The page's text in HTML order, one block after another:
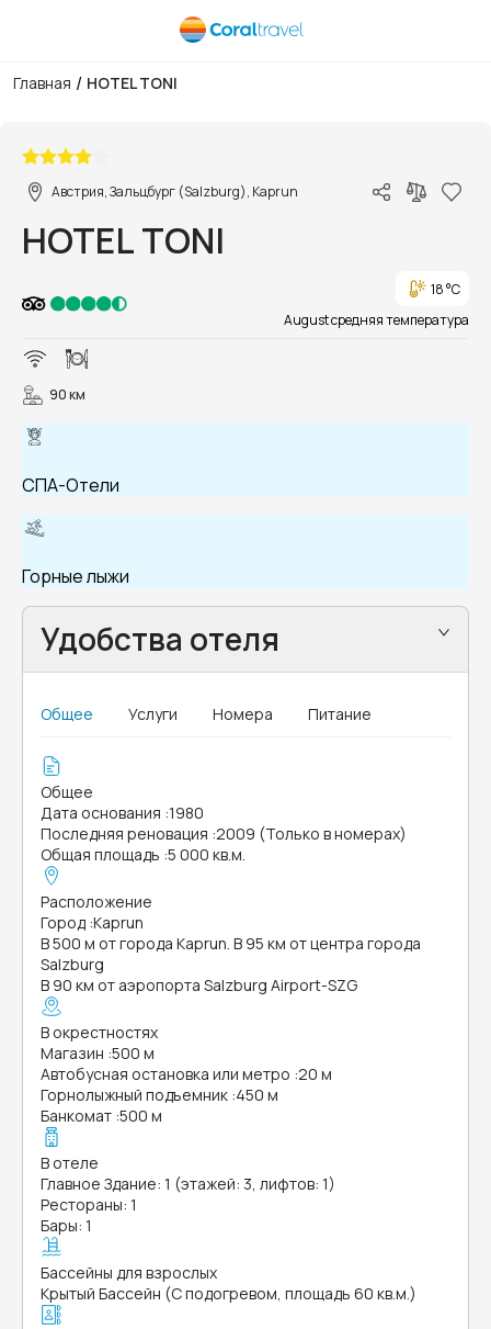
Главная / HOTEL TONI
Австрия, Зальцбург (Salzburg), Kaprun
HOTEL TONI
18 °C
August средняя температура
90 км
СПА-Отели
Горные лыжи
Удобства отеля
Общее Услуги Номера Питание
Общее
Дата основания :1980
Последняя реновация :2009 (Только в номерах)
Общая площадь :5 000 кв.м.
Расположение
Город :Kaprun
В 500 м от города Kaprun. В 95 км от центра города
Salzburg
В 90 км от аэропорта Salzburg Airport-SZG
В окрестностях
Магазин :500 м
Автобусная остановка или метро :20 м
Горнолыжный подъемник :450 м
Банкомат :500 м
В отеле
Главное Здание: 1 (этажей: 3, лифтов: 1)
Рестораны: 1
Бары: 1
Бассейны для взрослых
Крытый Бассейн (С подогревом, площадь 60 кв.м.)